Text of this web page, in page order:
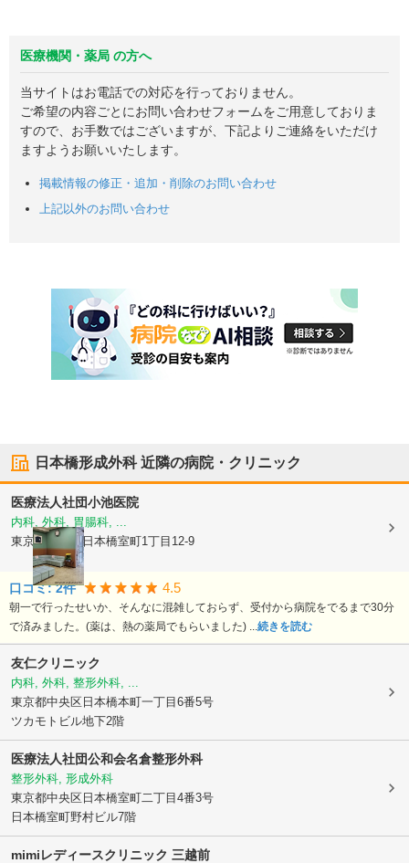
医療機関・薬局 の方へ
当サイトはお電話での対応を行っておりません。
ご希望の内容ごとにお問い合わせフォームをご用意しておりま
すので、お手数ではございますが、下記よりご連絡をいただけ
ますようお願いいたします。
掲載情報の修正・追加・削除のお問い合わせ
上記以外のお問い合わせ
日本橋形成外科近隣の病院・クリニック
医療法人社団小池医院
内科, 外科, 胃腸科, ...
東京都中央区日本橋室町1丁目12-9
口コミ:2件 4.5
朝一で行ったせいか、そんなに混雑しておらず、受付から病院をでるまで30分
で済みました。(薬は、熱の薬局でもらいました) ...続きを読む
友仁クリニック
内科, 外科, 整形外科, ...
東京都中央区 日本橋本町一丁目6番5号
ツカモトビル地下2階
医療法人社団公和会名倉整形外科
整形外科, 形成外科
東京都中央区 日本橋室町二丁目4番3号
日本橋室町野村ビル7階
mimiレディースクリニック 三越前